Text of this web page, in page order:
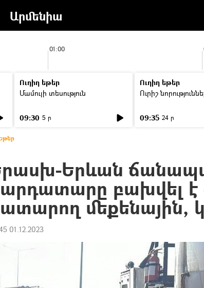
Արմենիա
01:00
Ուղիղ եթեր
Մամուլի տեսություն
09:30 5 ր
Ուղիղ եթեր
Ուրիշ
09:35 24 ր
Երևան
բախվել է
մեքենային,
01.12.2023